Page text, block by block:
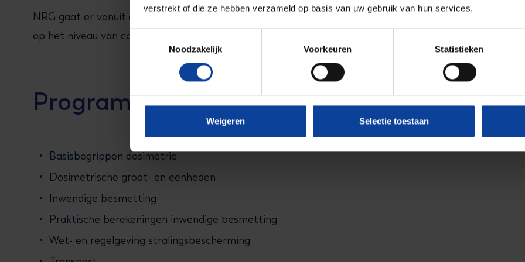
verstrekt of die ze hebben verzameld op basis van uw gebruik van hun services.
Toestemmingsselectie
Noodzakelijk
Voorkeuren Statistieken
Weigeren Selectie toestaan
NRG gaat er vanuit dat deelnemers beschikken over het diploma stralingsbeschermingsdeskundige
op het niveau van coördinerend deskundige (voorheen niveau 3).
Programma
Basisbegrippen dosimetrie
Dosimetrische groot- en eenheden
Inwendige besmetting
Praktische berekeningen inwendige besmetting
Wet- en regelgeving stralingsbescherming